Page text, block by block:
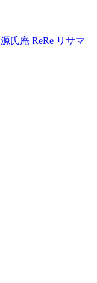
源氏庵 ReRe リサマ